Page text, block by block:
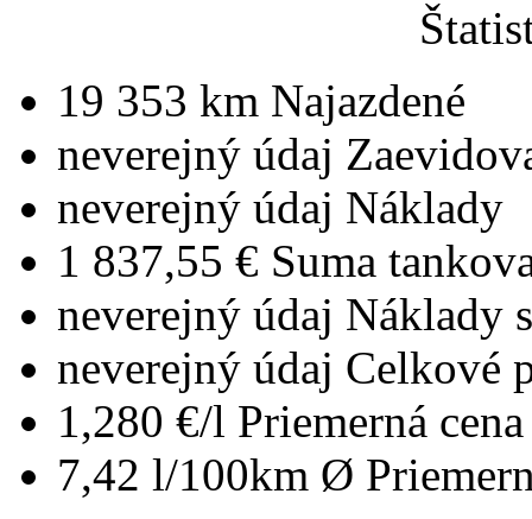
19 353 km Najazdené
neverejný údaj
neverejný údaj Náklady
1 837,55 € Suma
neverejný údaj Náklady
neverejný údaj Celkové
1,280 €/l Priemerná
7,42 l/100km Ø